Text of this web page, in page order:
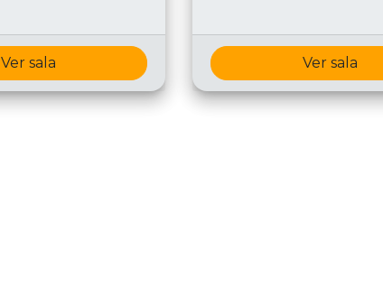
Ver sala Ver sala